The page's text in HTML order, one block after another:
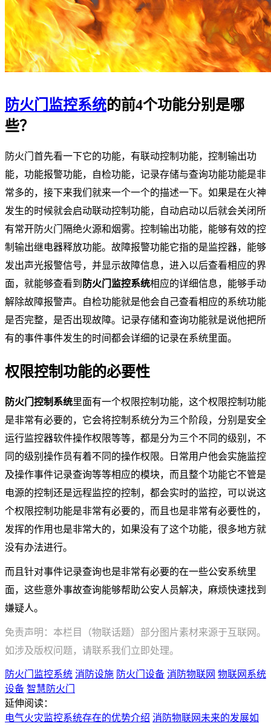
防火门监控系统的前4个功能分别是哪
些？
防火门首先看一下它的功能，有联动控制功能，控制输出功
能，功能报警功能，自检功能，记录存储与查询功能功能是非
常多的，接下来我们就来一个一个的描述一下。如果是在火神
发生的时候就会启动联动控制功能，自动启动以后就会关闭所
有常开防火门隔绝火源和烟雾。控制输出功能，能够有效的控
制输出继电器释放功能。故障报警功能它指的是监控器，能够
发出声光报警信号，并显示故障信息，进入以后查看相应的界
面，就能够查看到 防火门监控系统相应的详细信息，能够手动
解除故障报警声。自检功能就是他会自己查看相应的系统功能
是否完整，是否出现故障。记录存储和查询功能就是说他把所
有的事件事件发生的时间都会详细的记录在系统里面。
权限控制功能的必要性
防火门控制系统里面有一个权限控制功能，这个权限控制功能
是非常有必要的，它会将控制系统分为三个阶段，分别是安全
运行监控器软件操作权限等等，都是分为三个不同的级别，不
同的级别操作员有着不同的操作权限。日常用户他会实施监控
及操作事件记录查询等等相应的模块，而且整个功能它不管是
电源的控制还是远程监控的控制，都会实时的监控，可以说这
个权限控制功能是非常有必要的，而且也是非常有必要性的，
发挥的作用也是非常大的，如果没有了这个功能，很多地方就
没有办法进行。
而且针对事件记录查询也是非常有必要的在一些公安系统里
面，这些意外事故查询能够帮助公安人员解决，麻烦快速找到
嫌疑人。
免责声明：本栏目（物联话题）部分图片素材来源于互联网。
如涉及版权问题，请联系我们立即处理。
防火门监控系统 消防设施 防火门设备 消防物联网 物联网系统
设备 智慧防火门
延伸阅读：
电气火灾监控系统存在的优势介绍 消防物联网未来的发展如